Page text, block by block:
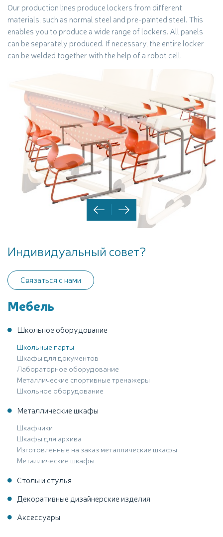
Мебель
Школьное оборудование
Школьные парты
Шкафы для документов
Лабораторное оборудование
Металлические спортивные тренажеры
Школьное оборудование
Металлические шкафы
Шкафчики
Шкафы для архива
Изготовленные на заказ металлические шкафы
Металлические шкафы
Столы и стулья
Декоративные дизайнерские изделия
Аксессуары
Our production lines produce lockers from different
materials, such as normal steel and pre-painted steel. This
enables you to produce a wide range of lockers. All panels
can be separately produced. If necessary, the entire locker
can be welded together with the help of a robot cell.
Индивидуальный совет?
Связаться с нами